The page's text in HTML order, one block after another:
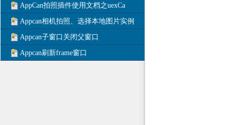
AppCan拍照插件使用文档之uexCa
Appcan相机拍照、选择本地图片实例
Appcan子窗口关闭父窗口
Appcan刷新frame窗口